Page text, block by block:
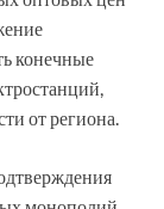
конечные
от региона.